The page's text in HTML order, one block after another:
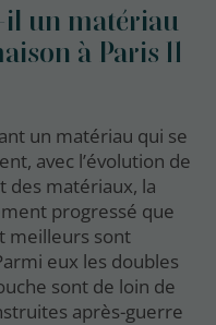
il un matériau
à Paris 11
un matériau qui se
avec l’évolution de
des matériaux, la
progressé que
meilleurs sont
eux les doubles
sont de loin de
après-guerre